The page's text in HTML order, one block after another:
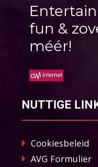
fun &
méér!
NUTTIGE
Cookiesbeleid
AVG Formulier